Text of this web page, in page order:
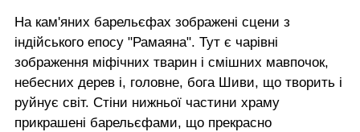
На кам'яних барельєфах зображені сцени з
індійського епосу "Рамаяна". Тут є чарівні
зображення міфічних тварин і смішних мавпочок,
небесних дерев і, головне, бога Шиви, що творить і
руйнує світ. Стіни нижньої частини храму
прикрашені барельєфами, що прекрасно